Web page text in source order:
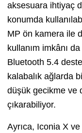
aksesuara ihtiyaç
konumda
MP ön kamera ile
kullanım imkânı
Bluetooth 5.4
kalabalık ağlarda
düşük gecikme ve
çıkarabiliyor.
Ayrıca, Iconia X